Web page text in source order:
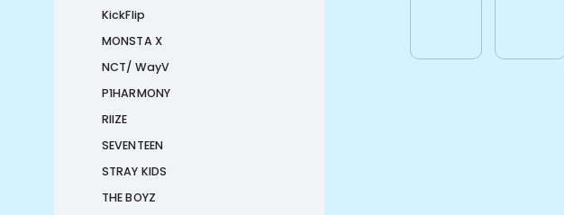
KickFlip
MONSTA X
NCT/ WayV
P1HARMONY
RIIZE
SEVENTEEN
STRAY KIDS
THE BOYZ